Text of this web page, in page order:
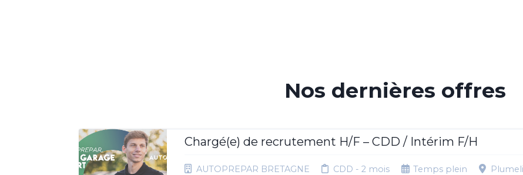
Nos dernières offres
Chargé(e) de recrutement H/F – CDD / Intérim F/H
AUTOPREPAR BRETAGNE CDD - 2 mois Temps plein